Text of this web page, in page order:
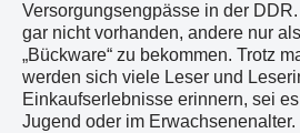
Versorgungsengpässe in der
gar nicht vorhanden, andere nur
„Bückware“ zu bekommen. Trotz
werden sich viele Leser und
Einkaufserlebnisse erinnern, sei
Jugend oder im